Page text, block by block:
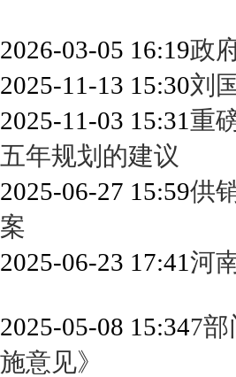
2026-03-05 16:19政
2025-11-13 15:30刘
2025-11-03 15:31重
五年规划的建议
2025-06-27 15:59供
案
2025-06-23 17:41河
2025-05-08 15:347
施意见》